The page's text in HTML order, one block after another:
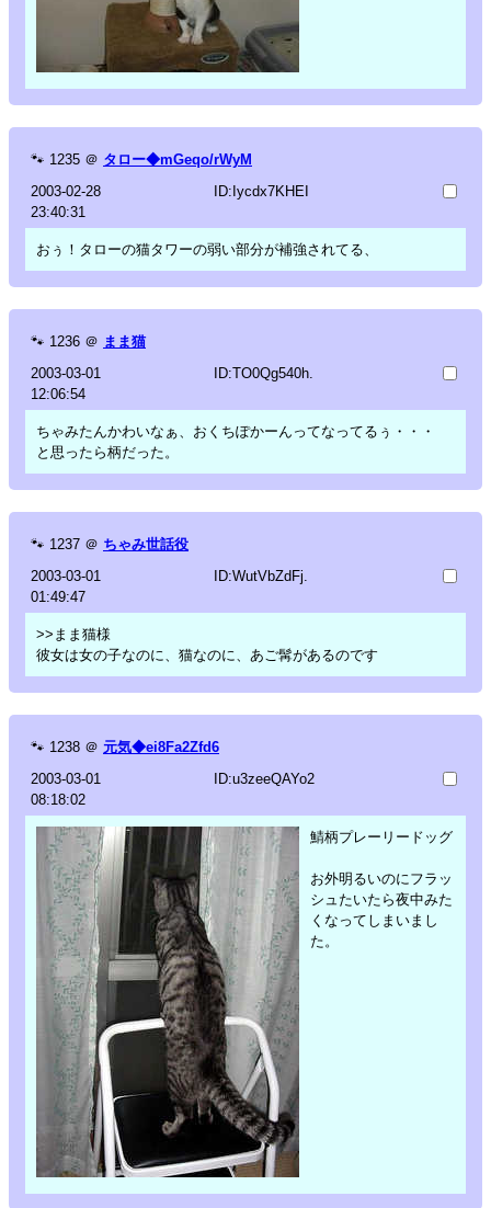
🐾 1235 ＠ タロー◆mGeqo/rWyM
2003-02-28
23:40:31
ID:Iycdx7KHEI
おぅ！タローの猫タワーの弱い部分が補強されてる、
🐾 1236 ＠ まま猫
2003-03-01
12:06:54
ID:TO0Qg540h.
ちゃみたんかわいなぁ、おくちぽかーんってなってるぅ・・・
と思ったら柄だった。
🐾 1237 ＠ ちゃみ世話役
2003-03-01
01:49:47
ID:WutVbZdFj.
>>まま猫様
彼女は女の子なのに、猫なのに、あご髯があるのです
🐾 1238 ＠ 元気◆ei8Fa2Zfd6
2003-03-01
08:18:02
ID:u3zeeQAYo2
鯖柄プレーリードッグ
お外明るいのにフラッ
シュたいたら夜中みた
くなってしまいまし
た。